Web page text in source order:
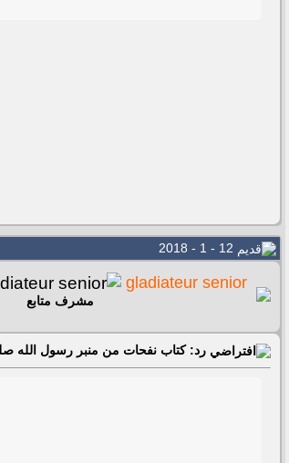
gladiateur senior
مشرف متابع
رد: كتاب نفحات من منبر رسول الله